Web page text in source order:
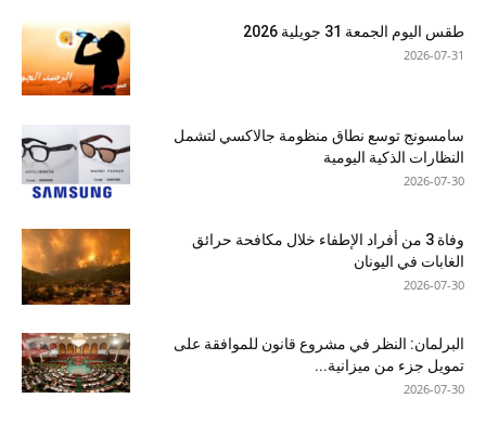
طقس اليوم الجمعة 31 جويلية 2026
2026-07-31
سامسونج توسع نطاق منظومة جالاكسي لتشمل
النظارات الذكية اليومية
2026-07-30
وفاة 3 من أفراد الإطفاء خلال مكافحة حرائق
الغابات في اليونان
2026-07-30
البرلمان: النظر في مشروع قانون للموافقة على
تمويل جزء من ميزانية...
2026-07-30